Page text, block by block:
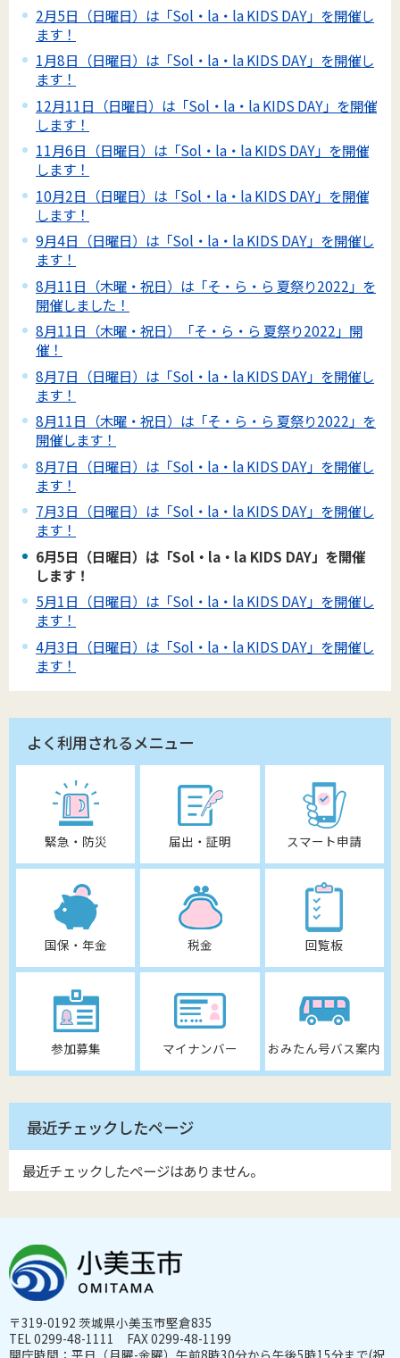
2月5日（日曜日）は「Sol・la・la KIDS DAY」を開催し
ます！
1月8日（日曜日）は「Sol・la・la KIDS DAY」を開催し
ます！
12月11日（日曜日）は「Sol・la・la KIDS DAY」を開催
します！
11月6日（日曜日）は「Sol・la・la KIDS DAY」を開催
します！
10月2日（日曜日）は「Sol・la・la KIDS DAY」を開催
します！
9月4日（日曜日）は「Sol・la・la KIDS DAY」を開催し
ます！
8月11日（木曜・祝日）は「そ・ら・ら 夏祭り2022」を
開催しました！
8月11日（木曜・祝日）「そ・ら・ら 夏祭り2022」開
催！
8月7日（日曜日）は「Sol・la・la KIDS DAY」を開催し
ます！
8月11日（木曜・祝日）は「そ・ら・ら 夏祭り2022」を
開催します！
8月7日（日曜日）は「Sol・la・la KIDS DAY」を開催し
ます！
7月3日（日曜日）は「Sol・la・la KIDS DAY」を開催し
ます！
6月5日（日曜日）は「Sol・la・la KIDS DAY」を開催
します！
5月1日（日曜日）は「Sol・la・la KIDS DAY」を開催し
ます！
4月3日（日曜日）は「Sol・la・la KIDS DAY」を開催し
ます！
よく利用されるメニュー
緊急・防災 届出・証明 スマート申請
国保・年金 税金 回覧板
参加募集 マイナンバー おみたん号バス案内
最近チェックしたページ
最近チェックしたページはありません。
〒319-0192 茨城県小美玉市堅倉835
TEL 0299-48-1111 FAX 0299-48-1199